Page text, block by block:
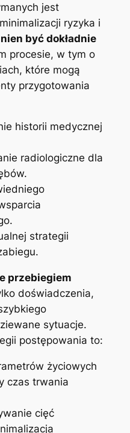
jest
ryzyka‌ i
być dokładnie
procesie, w tym o
które mogą
przygotowania
historii medycznej
radiologiczne dla
strategii
przebiegiem
doświadczenia,
sytuacje.
postępowania to:
życiowych
czas trwania
cięć